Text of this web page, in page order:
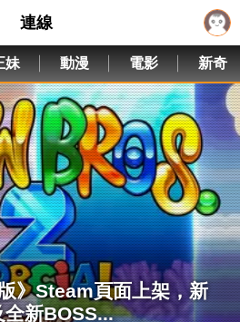
連線
妹 動漫 電影 新奇